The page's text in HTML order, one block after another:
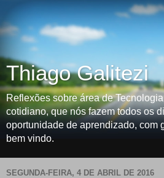
Thiago Galitezi
Reflexões sobre área de
cotidiano, que nós fazem todos os
oportunidade de aprendizado, com
bem vindo.
SEGUNDA-FEIRA, 4 DE ABRIL DE 2016